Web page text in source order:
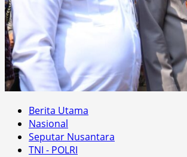
Berita Utama
Nasional
Seputar Nusantara
TNI - POLRI